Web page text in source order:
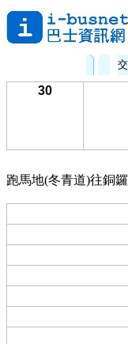
30
跑馬地(冬青道)往銅